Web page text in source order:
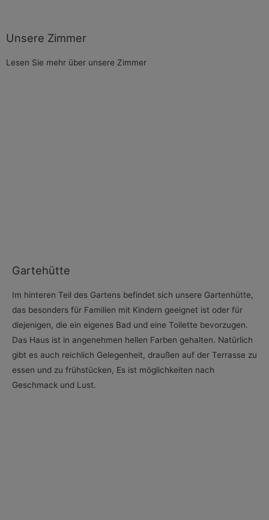
Unsere Zimmer
Lesen Sie mehr über unsere Zimmer
Gartehütte
Im hinteren Teil des Gartens befindet sich unsere Gartenhütte,
das besonders für Familien mit Kindern geeignet ist oder für
diejenigen, die ein eigenes Bad und eine Toilette bevorzugen.
Das Haus ist in angenehmen hellen Farben gehalten. Natürlich
gibt es auch reichlich Gelegenheit, draußen auf der Terrasse zu
essen und zu frühstücken, Es ist möglichkeiten nach
Geschmack und Lust.